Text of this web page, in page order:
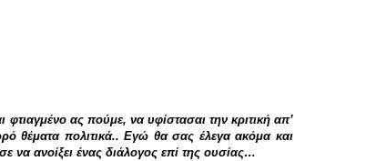
ας πούμε, να υφίστασαι την κριτική απʼ
θέματα πολιτικά.. Εγώ θα σας έλεγα ακόμα και
να ανοίξει ένας διάλογος επί της ουσίας…